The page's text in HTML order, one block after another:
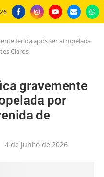
ferida após ser atropelada
Claros
gravemente
por
de
4 de junho de 2026